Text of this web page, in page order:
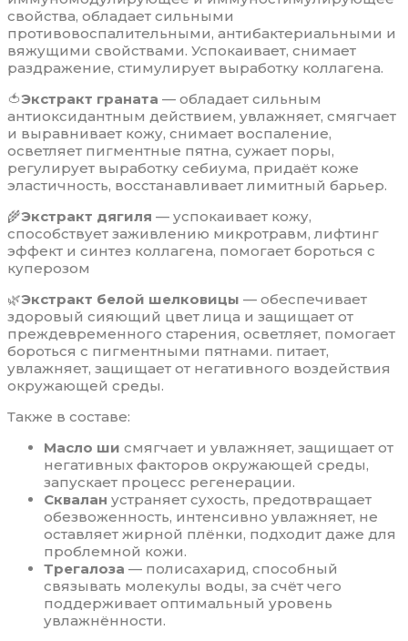
свойства, обладает сильными
противовоспалительными, антибактериальными и
вяжущими свойствами. Успокаивает, снимает
раздражение, стимулирует выработку коллагена.
🍅Экстракт граната — обладает сильным
антиоксидантным действием, увлажняет, смягчает
и выравнивает кожу, снимает воспаление,
осветляет пигментные пятна, сужает поры,
регулирует выработку себиума, придаёт коже
эластичность, восстанавливает лимитный барьер.
🌾Экстракт дягиля — успокаивает кожу,
способствует заживлению микротравм, лифтинг
эффект и синтез коллагена, помогает бороться с
куперозом
🌿Экстракт белой шелковицы — обеспечивает
здоровый сияющий цвет лица и защищает от
преждевременного старения, осветляет, помогает
бороться с пигментными пятнами. питает,
увлажняет, защищает от негативного воздействия
окружающей среды.
Также в составе:
Масло ши смягчает и увлажняет, защищает от
негативных факторов окружающей среды,
запускает процесс регенерации.
Сквалан устраняет сухость, предотвращает
обезвоженность, интенсивно увлажняет, не
оставляет жирной плёнки, подходит даже для
проблемной кожи.
Трегалоза — полисахарид, способный
связывать молекулы воды, за счёт чего
поддерживает оптимальный уровень
увлажнённости.